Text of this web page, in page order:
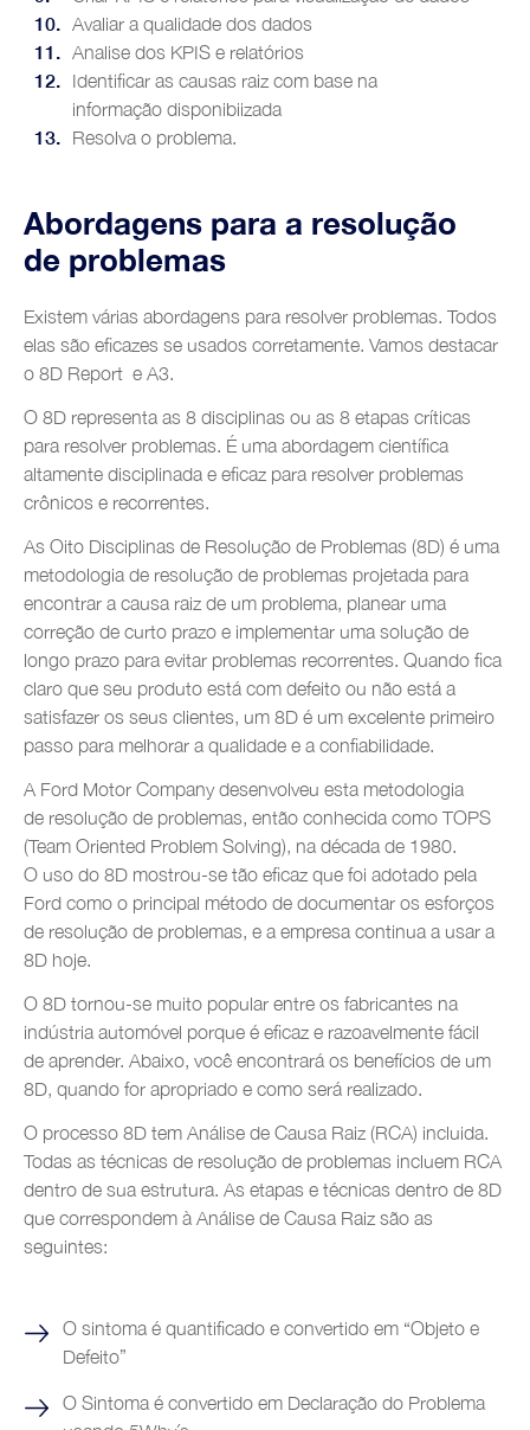
Avaliar a qualidade dos dados
Analise dos KPIS e relatórios
Identificar as causas raiz com base na
informação disponibiizada
Resolva o problema.
Abordagens para a resolução
de problemas
Existem várias abordagens para resolver problemas. Todos
elas são eficazes se usados corretamente. Vamos destacar
o 8D Report e A3.
O 8D representa as 8 disciplinas ou as 8 etapas críticas
para resolver problemas. É uma abordagem científica
altamente disciplinada e eficaz para resolver problemas
crônicos e recorrentes.
As Oito Disciplinas de Resolução de Problemas (8D) é uma
metodologia de resolução de problemas projetada para
encontrar a causa raiz de um problema, planear uma
correção de curto prazo e implementar uma solução de
longo prazo para evitar problemas recorrentes. Quando fica
claro que seu produto está com defeito ou não está a
satisfazer os seus clientes, um 8D é um excelente primeiro
passo para melhorar a qualidade e a confiabilidade.
A Ford Motor Company desenvolveu esta metodologia
de resolução de problemas, então conhecida como TOPS
(Team Oriented Problem Solving), na década de 1980.
O uso do 8D mostrou-se tão eficaz que foi adotado pela
Ford como o principal método de documentar os esforços
de resolução de problemas, e a empresa continua a usar a
8D hoje.
O 8D tornou-se muito popular entre os fabricantes na
indústria automóvel porque é eficaz e razoavelmente fácil
de aprender. Abaixo, você encontrará os benefícios de um
8D, quando for apropriado e como será realizado.
O processo 8D tem Análise de Causa Raiz (RCA) incluida.
Todas as técnicas de resolução de problemas incluem RCA
dentro de sua estrutura. As etapas e técnicas dentro de 8D
que correspondem à Análise de Causa Raiz são as
seguintes:
O sintoma é quantificado e convertido em “Objeto e
Defeito”
O Sintoma é convertido em Declaração do Problema